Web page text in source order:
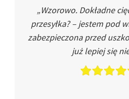
„Wzorowo. Dokładne
przesyłka? – jestem pod
zabezpieczona przed
już lepiej się